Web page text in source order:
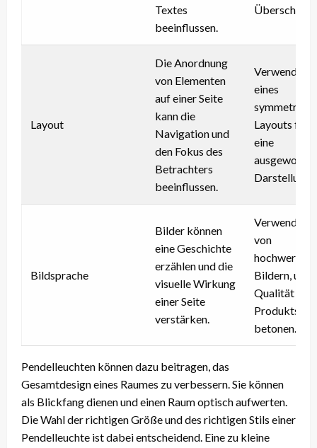
Textes
beeinflussen.
Layout
Die Anordnung
von Elementen
auf einer Seite
kann die
Navigation und
den Fokus des
Betrachters
beeinflussen.
Verwendung
eines
Layouts für
eine
Darstellung.
Bildsprache
Bilder können
eine Geschichte
erzählen und die
visuelle Wirkung
einer Seite
verstärken.
Verwendung
von
Bildern, um
Qualität
Produkts zu
betonen.
Pendelleuchten können dazu beitragen, das
Gesamtdesign eines Raumes zu verbessern. Sie können
als Blickfang dienen und einen Raum optisch aufwerten.
Die Wahl der richtigen Größe und des richtigen Stils einer
Pendelleuchte ist dabei entscheidend. Eine zu kleine